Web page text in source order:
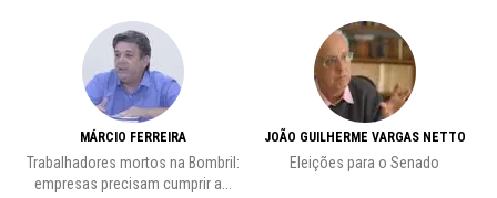
MÁRCIO FERREIRA
Trabalhadores mortos na Bombril:
empresas precisam cumprir a...
JOÃO GUILHERME VARGAS NETTO
Eleições para o Senado